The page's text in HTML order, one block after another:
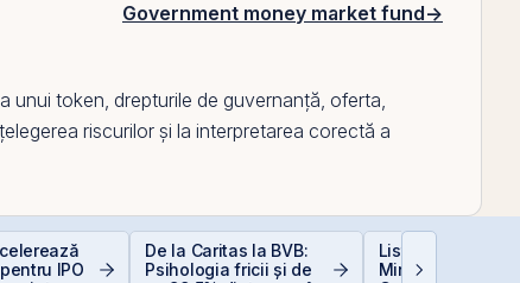
Government money market fund→
unui token, drepturile de guvernanță, oferta,
riscurilor și la interpretarea corectă a
IPO
De la Caritas la BVB:
Psihologia fricii și de
Listarea
Minoritare din